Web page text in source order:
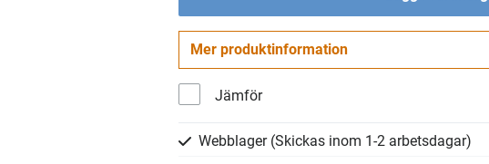
Mer produktinformation
Jämför
Webblager (Skickas inom 1-2 arbetsdagar)